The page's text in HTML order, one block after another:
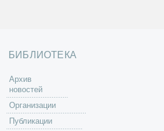
БИБЛИОТЕКА
Архив
новостей
Организации
Публикации